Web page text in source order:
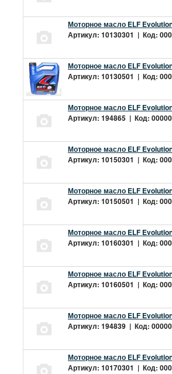
Моторное масло ELF
Артикул: 10130301 | Код:
Моторное масло ELF
Артикул: 10130501 | Код:
Моторное масло ELF
Артикул: 194865 | Код:
Моторное масло ELF
Артикул: 10150301 | Код:
Моторное масло ELF
Артикул: 10150501 | Код:
Моторное масло ELF
Артикул: 10160301 | Код:
Моторное масло ELF
Артикул: 10160501 | Код:
Моторное масло ELF
Артикул: 194839 | Код:
Моторное масло ELF
Артикул: 10170301 | Код: